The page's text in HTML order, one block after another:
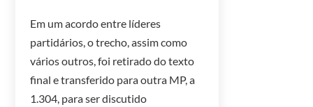
Em um acordo entre líderes
partidários, o trecho, assim como
vários outros, foi retirado do texto
final e transferido para outra MP, a
1.304, para ser discutido